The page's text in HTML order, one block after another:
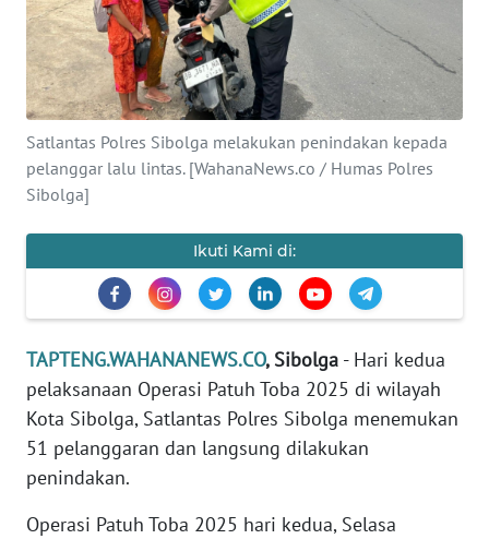
Satlantas Polres Sibolga melakukan penindakan kepada
pelanggar lalu lintas. [WahanaNews.co / Humas Polres
Sibolga]
Ikuti Kami di:
TAPTENG.WAHANANEWS.CO, Sibolga - Hari kedua
pelaksanaan Operasi Patuh Toba 2025 di wilayah
Kota Sibolga, Satlantas Polres Sibolga menemukan
51 pelanggaran dan langsung dilakukan
penindakan.
Operasi Patuh Toba 2025 hari kedua, Selasa
INDEKS
BERITA
KONTAK
INFO
IKLAN
TENTANG
PEDOMAN
MEDIA
SIBER
REDAKSI